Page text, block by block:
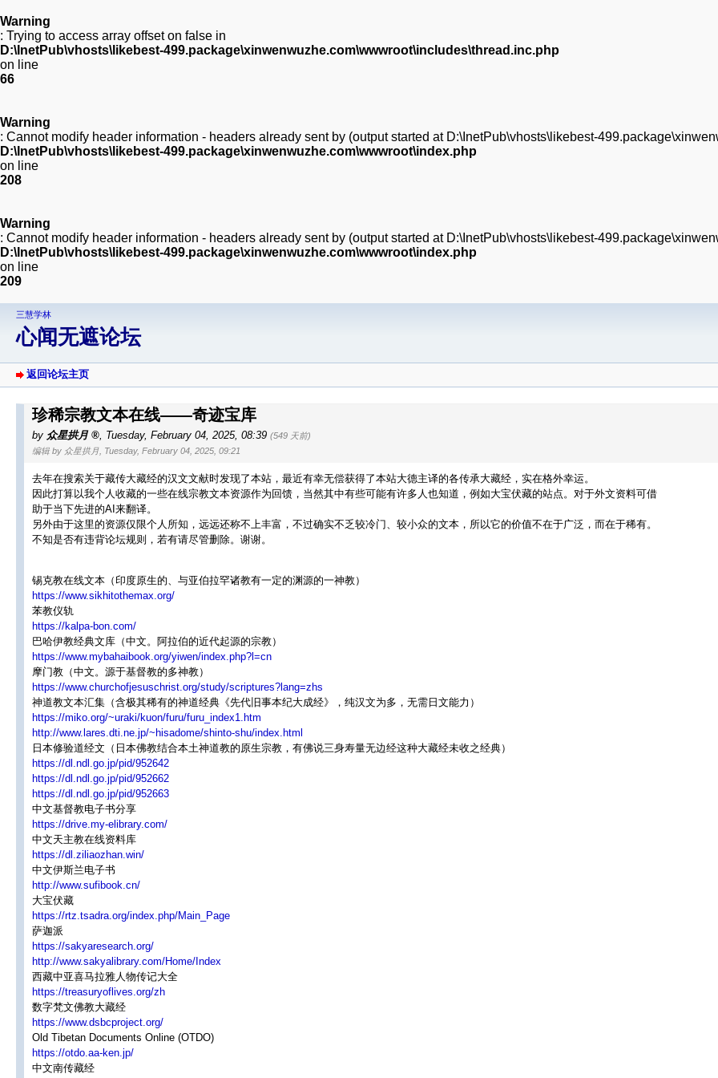
Warning
: Trying to access array offset on false in
D:\InetPub\vhosts\likebest-499.package\xinwenwuzhe.com\wwwroot\includes\thread.inc.php
on line
66
Warning
: Cannot modify header information - headers already sent by (output started at D:\InetPub\vhosts\likebest-
D:\InetPub\vhosts\likebest-499.package\xinwenwuzhe.com\wwwroot\index.php
on line
208
Warning
: Cannot modify header information - headers already sent by (output started at D:\InetPub\vhosts\likebest-
D:\InetPub\vhosts\likebest-499.package\xinwenwuzhe.com\wwwroot\index.php
on line
209
三慧学林
心闻无遮论坛
返回论坛主页
珍稀宗教文本在线——奇迹宝库
by 众星拱月 , Tuesday, February 04, 2025, 08:39 (549 天前)
编辑 by 众星拱月, Tuesday, February 04, 2025, 09:21
去年在搜索关于藏传大藏经的汉文文献时发现了本站，最近有幸无偿获得了本站大德主译的各传承大藏经，实在格外幸运。
因此打算以我个人收藏的一些在线宗教文本资源作为回馈，当然其中有些可能有许多人也知道，例如大宝伏藏的站点。对于外文资料可借
助于当下先进的AI来翻译。
另外由于这里的资源仅限个人所知，远远还称不上丰富，不过确实不乏较冷门、较小众的文本，所以它的价值不在于广泛，而在于稀有。
不知是否有违背论坛规则，若有请尽管删除。谢谢。
锡克教在线文本（印度原生的、与亚伯拉罕诸教有一定的渊源的一神教）
https://www.sikhitothemax.org/
苯教仪轨
https://kalpa-bon.com/
巴哈伊教经典文库（中文。阿拉伯的近代起源的宗教）
https://www.mybahaibook.org/yiwen/index.php?l=cn
摩门教（中文。源于基督教的多神教）
https://www.churchofjesuschrist.org/study/scriptures?lang=zhs
神道教文本汇集（含极其稀有的神道经典《先代旧事本纪大成经》，纯汉文为多，无需日文能力）
https://miko.org/~uraki/kuon/furu/furu_index1.htm
http://www.lares.dti.ne.jp/~hisadome/shinto-shu/index.html
日本修验道经文（日本佛教结合本土神道教的原生宗教，有佛说三身寿量无边经这种大藏经未收之经典）
https://dl.ndl.go.jp/pid/952642
https://dl.ndl.go.jp/pid/952662
https://dl.ndl.go.jp/pid/952663
中文基督教电子书分享
https://drive.my-elibrary.com/
中文天主教在线资料库
https://dl.ziliaozhan.win/
中文伊斯兰电子书
http://www.sufibook.cn/
大宝伏藏
https://rtz.tsadra.org/index.php/Main_Page
萨迦派
https://sakyaresearch.org/
http://www.sakyalibrary.com/Home/Index
西藏中亚喜马拉雅人物传记大全
https://treasuryoflives.org/zh
数字梵文佛教大藏经
https://www.dsbcproject.org/
Old Tibetan Documents Online (OTDO)
https://otdo.aa-ken.jp/
中文南传藏经